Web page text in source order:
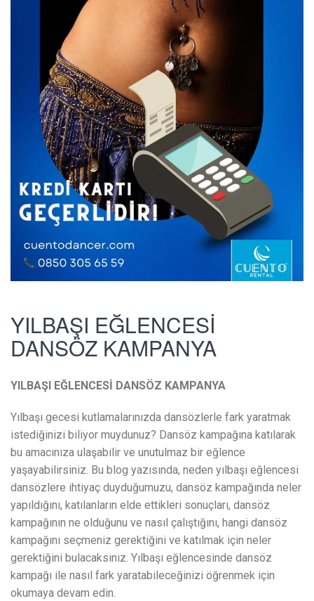
YILBAŞI EĞLENCESİ
DANSÖZ KAMPANYA
YILBAŞI EĞLENCESİ DANSÖZ KAMPANYA
Yılbaşı gecesi kutlamalarınızda dansözlerle fark yaratmak
istediğinizi biliyor muydunuz? Dansöz kampağına katılarak
bu amacınıza ulaşabilir ve unutulmaz bir eğlence
yaşayabilirsiniz. Bu blog yazısında, neden yılbaşı eğlencesi
dansözlere ihtiyaç duyduğumuzu, dansöz kampağında neler
yapıldığını, katılanların elde ettikleri sonuçları, dansöz
kampağının ne olduğunu ve nasıl çalıştığını, hangi dansöz
kampağını seçmeniz gerektiğini ve katılmak için neler
gerektiğini bulacaksınız. Yılbaşı eğlencesinde dansöz
kampağı ile nasıl fark yaratabileceğinizi öğrenmek için
okumaya devam edin.